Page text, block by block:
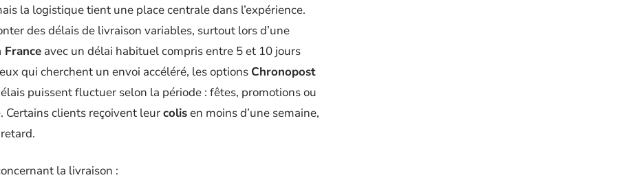
la logistique tient une place centrale dans l’expérience.
des délais de livraison variables, surtout lors d’une
France avec un délai habituel compris entre 5 et 10 jours
qui cherchent un envoi accéléré, les options Chronopost
puissent fluctuer selon la période : fêtes, promotions ou
clients reçoivent leurcolisen moins d’une semaine,
la livraison :